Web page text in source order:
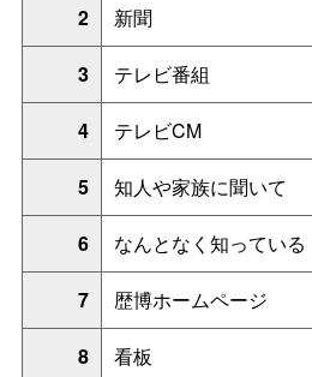
2 新聞
3 テレビ番組
4 テレビCM
5 知人や家族に聞いて
6 なんとなく知っている
7 歴博ホームページ
8 看板